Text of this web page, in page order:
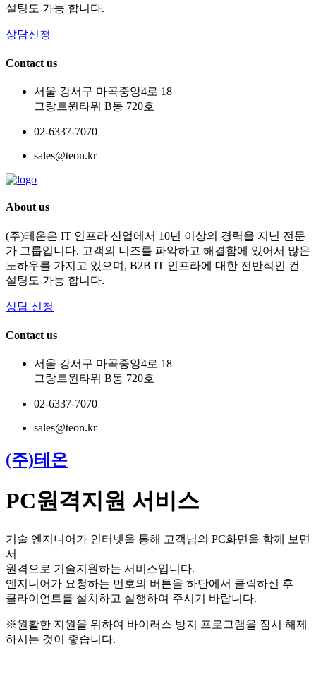
설팅도 가능 합니다.
상담신청
Contact us
서울 강서구 마곡중앙4로 18
그랑트윈타워 B동 720호
02-6337-7070
sales@teon.kr
About us
(주)테온은 IT 인프라 산업에서 10년 이상의 경력을 지닌 전문
가 그룹입니다. 고객의 니즈를 파악하고 해결함에 있어서 많은
노하우를 가지고 있으며, B2B IT 인프라에 대한 전반적인 컨
설팅도 가능 합니다.
상담 신청
Contact us
서울 강서구 마곡중앙4로 18
그랑트윈타워 B동 720호
02-6337-7070
sales@teon.kr
(주)테온
PC원격지원 서비스
기술 엔지니어가 인터넷을 통해 고객님의 PC화면을 함께 보면
서
원격으로 기술지원하는 서비스입니다.
엔지니어가 요청하는 번호의 버튼을 하단에서 클릭하신 후
클라이언트를 설치하고 실행하여 주시기 바랍니다.
※원활한 지원을 위하여 바이러스 방지 프로그램을 잠시 해제
하시는 것이 좋습니다.